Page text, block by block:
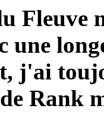
Fleuve
une
j'ai
Rank